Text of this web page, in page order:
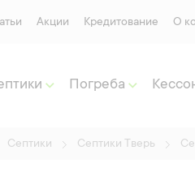
Акции Кредитование О
Погреба
Септики Септики Тверь